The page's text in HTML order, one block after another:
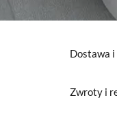
Dostawa
Zwroty i